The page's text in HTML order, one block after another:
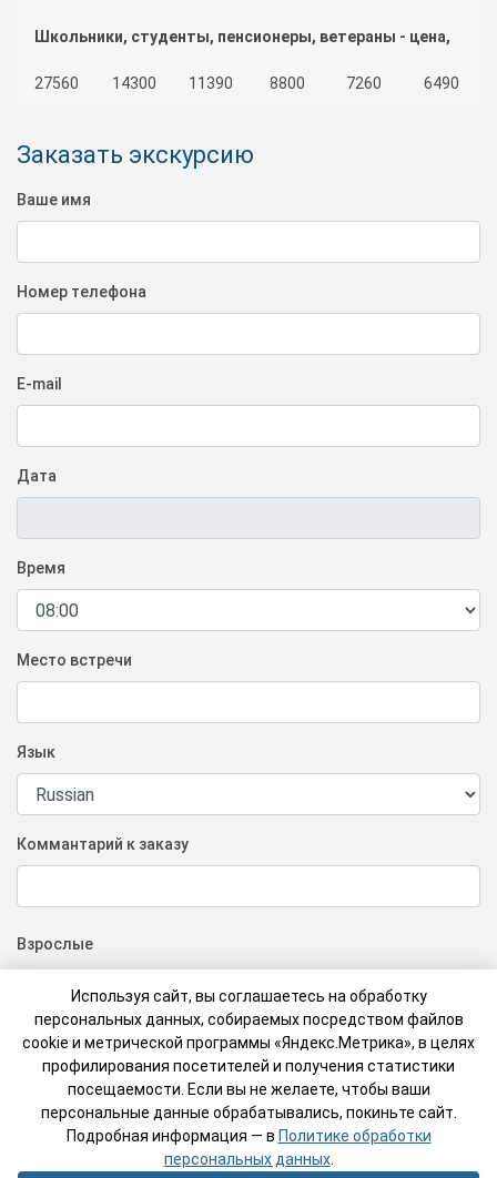
Школьники, студенты, пенсионеры, ветераны - цена,
за человека
27560 14300 11390 8800 7260 6490
Заказать экскурсию
Ваше имя
Номер телефона
E-mail
Дата
Время
Место встречи
Язык
Коммантарий к заказу
Взрослые
Школьники, студенты, пенсионеры, ветераны
Заказать экскурсию
Используя сайт, вы соглашаетесь на обработку
персональных данных, собираемых посредством файлов
cookie и метрической программы «Яндекс.Метрика», в целях
профилирования посетителей и получения статистики
посещаемости. Если вы не желаете, чтобы ваши
персональные данные обрабатывались, покиньте сайт.
Подробная информация — в Политике обработки
персональных данных.